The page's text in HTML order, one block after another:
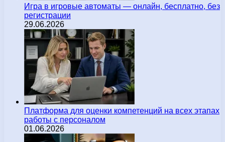
Игра в игровые автоматы — онлайн, бесплатно, без
регистрации
29.06.2026
Платформа для оценки компетенций на всех этапах
работы с персоналом
01.06.2026